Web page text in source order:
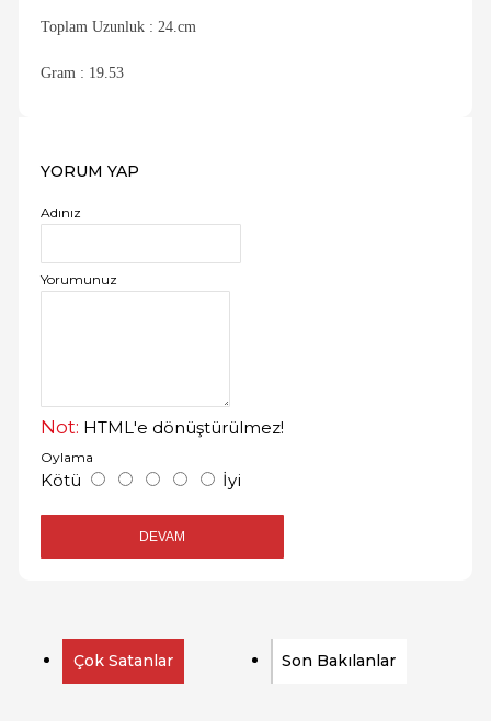
Toplam Uzunluk : 24.cm
Gram : 19.53
YORUM YAP
Adınız
Yorumunuz
Not: HTML'e dönüştürülmez!
Oylama
Kötü İyi
DEVAM
Çok Satanlar Son Bakılanlar